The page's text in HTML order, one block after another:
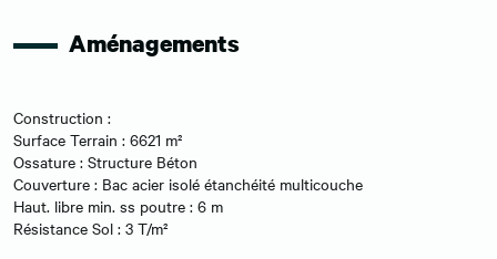
Aménagements
Construction :
Surface Terrain : 6621 m²
Ossature : Structure Béton
Couverture : Bac acier isolé étanchéité multicouche
Haut. libre min. ss poutre : 6 m
Résistance Sol : 3 T/m²